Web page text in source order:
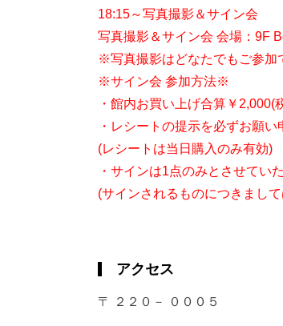
18:15～写真撮影＆サイン会
写真撮影＆サイン会 会場：9F
※写真撮影はどなたでもご参加
※サイン会 参加方法※
・館内お買い上げ合算￥2,000(
・レシートの提示を必ずお願い
(レシートは当日購入のみ有効)
・サインは1点のみとさせてい
(サインされるものにつきまし
アクセス
〒 ２２０－ ０００５